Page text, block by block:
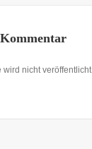
nicht veröffentlicht.